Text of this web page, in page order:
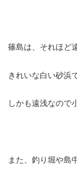
篠島は、それほど
きれいな白い砂浜
しかも遠浅なので
また、釣り堀や島